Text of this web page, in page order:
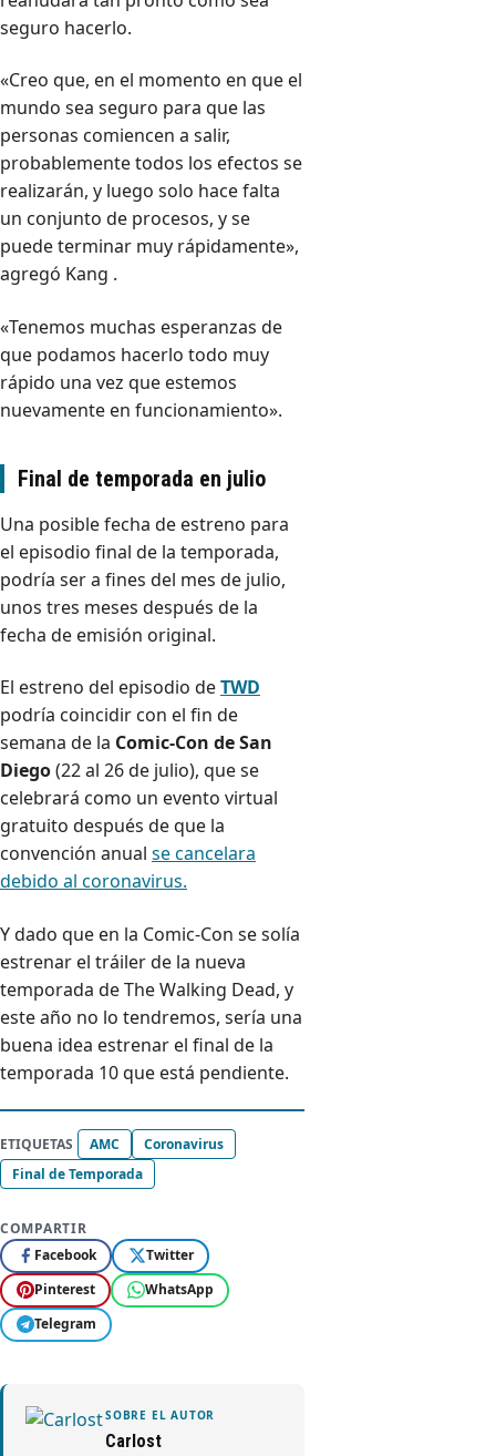
seguro hacerlo.
«Creo que, en el momento en que el
mundo sea seguro para que las
personas comiencen a salir,
probablemente todos los efectos se
realizarán, y luego solo hace falta
un conjunto de procesos, y se
puede terminar muy rápidamente»,
agregó Kang .
«Tenemos muchas esperanzas de
que podamos hacerlo todo muy
rápido una vez que estemos
nuevamente en funcionamiento».
Final de temporada en julio
Una posible fecha de estreno para
el episodio final de la temporada,
podría ser a fines del mes de julio,
unos tres meses después de la
fecha de emisión original.
El estreno del episodio deTWD
podría coincidir con el fin de
semana de la Comic-Con de San
Diego(22 al 26 de julio), que se
celebrará como un evento virtual
gratuito después de que la
convención anual se cancelara
debido al coronavirus.
Y dado que en la Comic-Con se solía
estrenar el tráiler de la nueva
temporada de The Walking Dead, y
este año no lo tendremos, sería una
buena idea estrenar el final de la
temporada 10 que está pendiente.
ETIQUETAS AMC
Coronavirus
Final de Temporada
COMPARTIR
Facebook
Twitter
Pinterest
WhatsApp
Telegram
SOBRE EL AUTOR
Carlost